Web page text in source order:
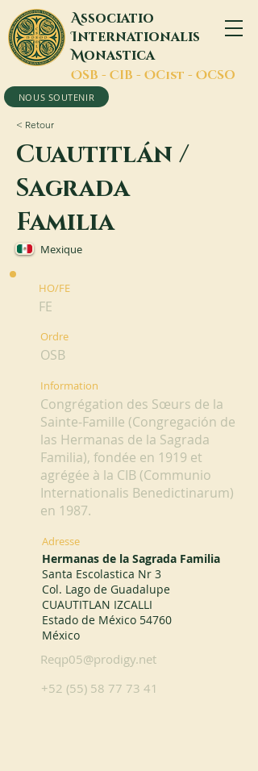
Associatio
Internationalis
Monastica
OSB - CIB - OCist - OCSO
NOUS SOUTENIR
< Retour
Cuautitlán /
Sagrada
Familia
Mexique
HO/FE
FE
Ordre
OSB
Information
Congrégation des Sœurs de la
Sainte-Famille (Congregación de
las Hermanas de la Sagrada
Familia), fondée en 1919 et
agrégée à la CIB (Communio
Internationalis Benedictinarum)
en 1987.
Adresse
Hermanas de la Sagrada Familia
Santa Escolastica Nr 3
Col. Lago de Guadalupe
CUAUTITLAN IZCALLI
Estado de México 54760
México
Reqp05@prodigy.net
+52 (55) 58 77 73 41